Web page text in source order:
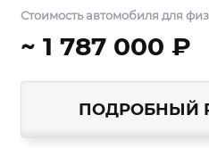
Стоимость автомобиля для
~ 1 787 000 ₽
ПОДРОБНЫЙ